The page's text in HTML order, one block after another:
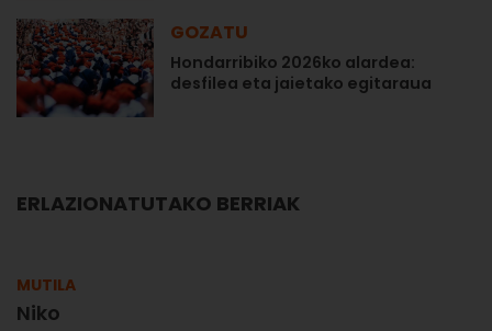
GOZATU
Hondarribiko 2026ko alardea:
desfilea eta jaietako egitaraua
ERLAZIONATUTAKO BERRIAK
MUTILA
Niko